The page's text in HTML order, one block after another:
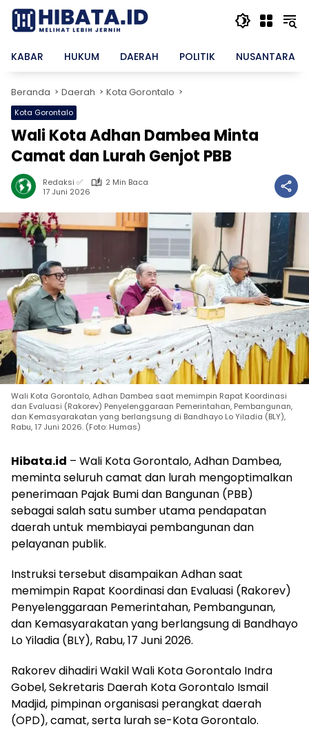
Langsung
konten
KABAR
HUKUM DAERAH POLITIK NUSANTARA
Beranda Daerah Kota Gorontalo
Kota Gorontalo
Wali Kota Adhan Dambea Minta
Camat dan Lurah Genjot PBB
Redaksi ✅
2 Min Baca
17 Juni 2026
Wali Kota Gorontalo, Adhan Dambea saat memimpin Rapat Koordinasi
dan Evaluasi (Rakorev) Penyelenggaraan Pemerintahan, Pembangunan,
dan Kemasyarakatan yang berlangsung di Bandhayo Lo Yiladia (BLY),
Rabu, 17 Juni 2026. (Foto: Humas)
Hibata.id – Wali Kota Gorontalo, Adhan Dambea,
meminta seluruh camat dan lurah mengoptimalkan
penerimaan Pajak Bumi dan Bangunan (PBB)
sebagai salah satu sumber utama pendapatan
daerah untuk membiayai pembangunan dan
pelayanan publik.
Instruksi tersebut disampaikan Adhan saat
memimpin Rapat Koordinasi dan Evaluasi (Rakorev)
Penyelenggaraan Pemerintahan, Pembangunan,
dan Kemasyarakatan yang berlangsung di Bandhayo
Lo Yiladia (BLY), Rabu, 17 Juni 2026.
Rakorev dihadiri Wakil Wali Kota Gorontalo Indra
Gobel, Sekretaris Daerah Kota Gorontalo Ismail
Madjid, pimpinan organisasi perangkat daerah
(OPD), camat, serta lurah se-Kota Gorontalo.